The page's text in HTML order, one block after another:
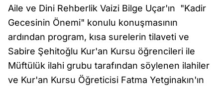
Aile ve Dini Rehberlik Vaizi Bilge Uçar'ın "Kadir
Gecesinin Önemi" konulu konuşmasının
ardından program, kısa surelerin tilaveti ve
Sabire Şehitoğlu Kur'an Kursu öğrencileri ile
Müftülük ilahi grubu tarafından söylenen ilahiler
ve Kur'an Kursu Öğreticisi Fatma Yetginakın'ın